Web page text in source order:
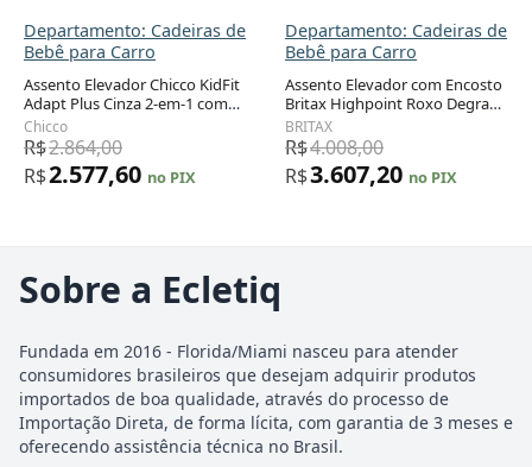
Departamento: Cadeiras de
Bebê para Carro
Assento Elevador Chicco KidFit
Adapt Plus Cinza 2-em-1 com
Encosto 18 a 50 kg
Chicco
R$2.864,00
R$2.577,60 no PIX
Departamento: Cadeiras de
Bebê para Carro
Assento Elevador com Encosto
Britax Highpoint Roxo Degradê
Conversível 18 a 54 kg
BRITAX
R$4.008,00
R$3.607,20 no PIX
Sobre a Ecletiq
Fundada em 2016 - Florida/Miami nasceu para atender
consumidores brasileiros que desejam adquirir produtos
importados de boa qualidade, através do processo de
Importação Direta, de forma lícita, com garantia de 3 meses e
oferecendo assistência técnica no Brasil.